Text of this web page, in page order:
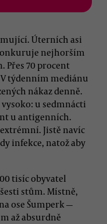
Úterních asi
nejhorším
Přes 70 procent
týdenním mediánu
nákaz denně.
u sedmnácti
u antigenních.
Jistě navíc
infekce, natož aby
tisíc obyvatel
stům. Místně,
ose Šumperk —
až absurdně